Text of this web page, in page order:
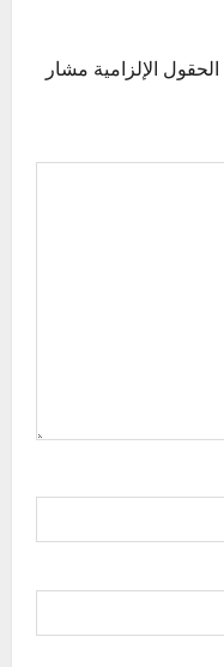
الحقول الإلزامية مشار